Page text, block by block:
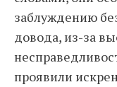
заблуждению
довода, из-за
проявили